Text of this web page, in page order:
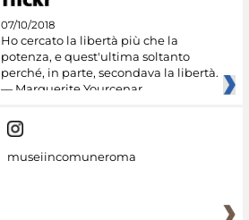
07/10/2018
Ho cercato la libertà più che la
potenza, e quest'ultima soltanto
perché, in parte, secondava la libertà.
— Marguerite Yourcenar
museiincomuneroma